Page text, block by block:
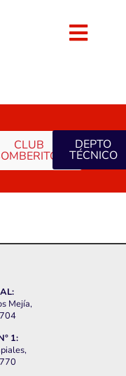
CLUB DEPTO
TÉCNICO
Mejía,
1: